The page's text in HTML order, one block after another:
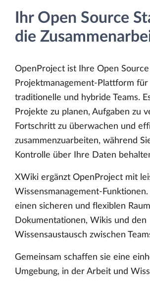
Ihr Open Source
die
OpenProject ist Ihre Open Source
Projektmanagement-Plattform für
traditionelle und hybride Teams.
Projekte zu planen, Aufgaben zu
Fortschritt zu überwachen und
zusammenzuarbeiten, während
Kontrolle über Ihre Daten
XWiki ergänzt OpenProject mit
Wissensmanagement-
einen sicheren und flexiblen
Dokumentationen, Wikis und den
Wissensaustausch zwischen
Gemeinsam schaffen sie eine
Umgebung, in der Arbeit und